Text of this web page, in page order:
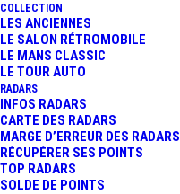
COLLECTION
LES ANCIENNES
LE SALON RÉTROMOBILE
LE MANS CLASSIC
LE TOUR AUTO
RADARS
INFOS RADARS
CARTE DES RADARS
MARGE D’ERREUR DES RADARS
RÉCUPÉRER SES POINTS
TOP RADARS
SOLDE DE POINTS
26 octobre 2025